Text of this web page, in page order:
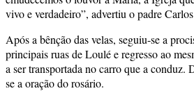
vivo e verdadeiro”, advertiu o padre
Após a bênção das velas, seguiu-se a
principais ruas de Loulé e regresso ao
a ser transportada no carro que a conduz.
se a oração do rosário.